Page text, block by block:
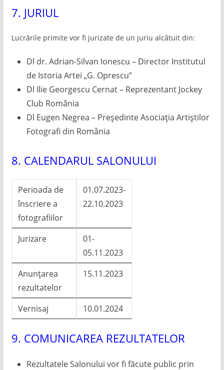
7. JURIUL
Lucrările primite vor fi jurizate de un juriu alcătuit din:
Dl dr. Adrian-Silvan Ionescu – Director Institutul
de Istoria Artei „G. Oprescu”
Dl Ilie Georgescu Cernat – Reprezentant Jockey
Club România
Dl Eugen Negrea – Președinte Asociația Artiștilor
Fotografi din România
8. CALENDARUL SALONULUI
Perioada de
înscriere a
fotografiilor
01.07.2023-
22.10.2023
Jurizare
01-
05.11.2023
Anunțarea
rezultatelor
15.11.2023
Vernisaj 10.01.2024
9. COMUNICAREA REZULTATELOR
Rezultatele Salonului vor fi făcute public prin